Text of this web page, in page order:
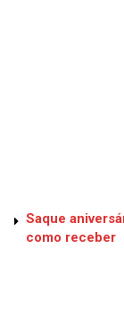
Saque
como receber